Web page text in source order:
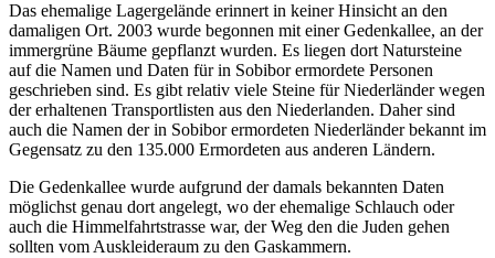
Das ehemalige Lagergelände erinnert in keiner Hinsicht an den
damaligen Ort. 2003 wurde begonnen mit einer Gedenkallee, an der
immergrüne Bäume gepflanzt wurden. Es liegen dort Natursteine
auf die Namen und Daten für in Sobibor ermordete Personen
geschrieben sind. Es gibt relativ viele Steine für Niederländer wegen
der erhaltenen Transportlisten aus den Niederlanden. Daher sind
auch die Namen der in Sobibor ermordeten Niederländer bekannt im
Gegensatz zu den 135.000 Ermordeten aus anderen Ländern.
Die Gedenkallee wurde aufgrund der damals bekannten Daten
möglichst genau dort angelegt, wo der ehemalige Schlauch oder
auch die Himmelfahrtstrasse war, der Weg den die Juden gehen
sollten vom Auskleideraum zu den Gaskammern.